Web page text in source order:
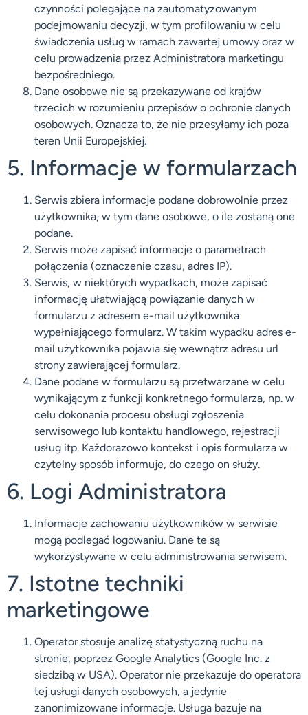
czynności polegające na zautomatyzowanym
podejmowaniu decyzji, w tym profilowaniu w celu
świadczenia usług w ramach zawartej umowy oraz w
celu prowadzenia przez Administratora marketingu
bezpośredniego.
Dane osobowe nie są przekazywane od krajów
trzecich w rozumieniu przepisów o ochronie danych
osobowych. Oznacza to, że nie przesyłamy ich poza
teren Unii Europejskiej.
5. Informacje w formularzach
Serwis zbiera informacje podane dobrowolnie przez
użytkownika, w tym dane osobowe, o ile zostaną one
podane.
Serwis może zapisać informacje o parametrach
połączenia (oznaczenie czasu, adres IP).
Serwis, w niektórych wypadkach, może zapisać
informację ułatwiającą powiązanie danych w
formularzu z adresem e-mail użytkownika
wypełniającego formularz. W takim wypadku adres e-
mail użytkownika pojawia się wewnątrz adresu url
strony zawierającej formularz.
Dane podane w formularzu są przetwarzane w celu
wynikającym z funkcji konkretnego formularza, np. w
celu dokonania procesu obsługi zgłoszenia
serwisowego lub kontaktu handlowego, rejestracji
usług itp. Każdorazowo kontekst i opis formularza w
czytelny sposób informuje, do czego on służy.
6. Logi Administratora
Informacje zachowaniu użytkowników w serwisie
mogą podlegać logowaniu. Dane te są
wykorzystywane w celu administrowania serwisem.
7. Istotne techniki
marketingowe
Operator stosuje analizę statystyczną ruchu na
stronie, poprzez Google Analytics (Google Inc. z
siedzibą w USA). Operator nie przekazuje do operatora
tej usługi danych osobowych, a jedynie
zanonimizowane informacje. Usługa bazuje na